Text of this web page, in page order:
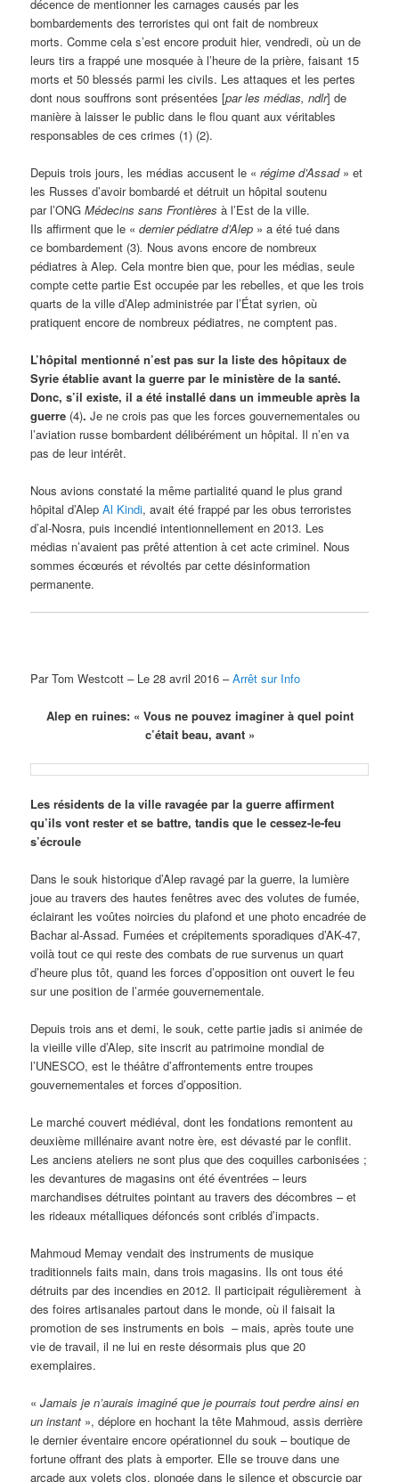
décence de mentionner les carnages causés par les
bombardements des terroristes qui ont fait de nombreux
morts. Comme cela s’est encore produit hier, vendredi, où un de
leurs tirs a frappé une mosquée à l’heure de la prière, faisant 15
morts et 50 blessés parmi les civils. Les attaques et les pertes
dont nous souffrons sont présentées [par les médias, ndlr] de
manière à laisser le public dans le flou quant aux véritables
responsables de ces crimes (1) (2).
Depuis trois jours, les médias accusent le «régime d’Assad» et
les Russes d’avoir bombardé et détruit un hôpital soutenu
par l’ONGMédecins sans Frontières à l’Est de la ville.
Ils affirment que le «dernier pédiatre d’Alep » a été tué dans
ce bombardement (3). Nous avons encore de nombreux
pédiatres à Alep. Cela montre bien que, pour les médias, seule
compte cette partie Est occupée par les rebelles, et que les trois
quarts de la ville d’Alep administrée par l’État syrien, où
pratiquent encore de nombreux pédiatres, ne comptent pas.
L’hôpital mentionné n’est pas sur la liste des hôpitaux de
Syrie établie avant la guerre par le ministère de la santé.
Donc, s’il existe, il a été installé dans un immeuble après la
guerre (4). Je ne crois pas que les forces gouvernementales ou
l’aviation russe bombardent délibérément un hôpital. Il n’en va
pas de leur intérêt.
Nous avions constaté la même partialité quand le plus grand
hôpital d’AlepAl Kindi, avait été frappé par les obus terroristes
d’al-Nosra, puis incendié intentionnellement en 2013. Les
médias n’avaient pas prêté attention à cet acte criminel. Nous
sommes écœurés et révoltés par cette désinformation
permanente.
Par Tom Westcott – Le 28 avril 2016 –Arrêt sur Info
Alep en ruines: « Vous ne pouvez imaginer à quel point
c’était beau, avant »
Les résidents de la ville ravagée par la guerre affirment
qu’ils vont rester et se battre, tandis que le cessez-le-feu
s’écroule
Dans le souk historique d’Alep ravagé par la guerre, la lumière
joue au travers des hautes fenêtres avec des volutes de fumée,
éclairant les voûtes noircies du plafond et une photo encadrée de
Bachar al-Assad. Fumées et crépitements sporadiques d’AK-47,
voilà tout ce qui reste des combats de rue survenus un quart
d’heure plus tôt, quand les forces d’opposition ont ouvert le feu
sur une position de l’armée gouvernementale.
Depuis trois ans et demi, le souk, cette partie jadis si animée de
la vieille ville d’Alep, site inscrit au patrimoine mondial de
l’UNESCO, est le théâtre d’affrontements entre troupes
gouvernementales et forces d’opposition.
Le marché couvert médiéval, dont les fondations remontent au
deuxième millénaire avant notre ère, est dévasté par le conflit.
Les anciens ateliers ne sont plus que des coquilles carbonisées ;
les devantures de magasins ont été éventrées – leurs
marchandises détruites pointant au travers des décombres – et
les rideaux métalliques défoncés sont criblés d’impacts.
Mahmoud Memay vendait des instruments de musique
traditionnels faits main, dans trois magasins. Ils ont tous été
détruits par des incendies en 2012. Il participait régulièrement à
des foires artisanales partout dans le monde, où il faisait la
promotion de ses instruments en bois – mais, après toute une
vie de travail, il ne lui en reste désormais plus que 20
exemplaires.
«Jamais je n’aurais imaginé que je pourrais tout perdre ainsi en
un instant », déplore en hochant la tête Mahmoud, assis derrière
le dernier éventaire encore opérationnel du souk – boutique de
fortune offrant des plats à emporter. Elle se trouve dans une
arcade aux volets clos, plongée dans le silence et obscurcie par